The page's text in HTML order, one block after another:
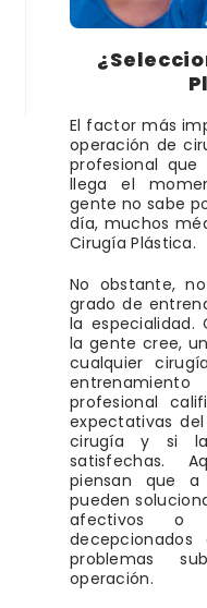
El factor más
operación de
profesional
llega el
gente no sabe
día, muchos
Cirugía Plástica.
No obstante,
grado de
la especialidad.
la gente cree,
cualquier
profesional
expectativas
cirugía y si
satisfechas.
piensan que
pueden
afectivos o
problemas
operación.